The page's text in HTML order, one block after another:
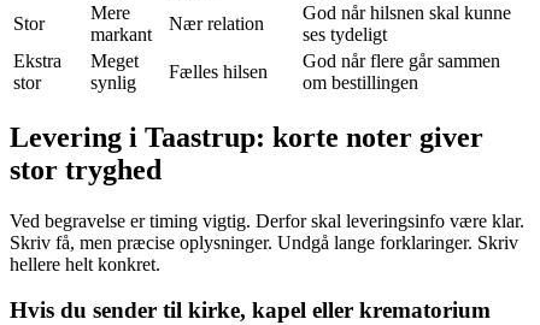
Stor
Mere
markant
Nær relation
God når hilsnen skal kunne
ses tydeligt
Ekstra
stor
Meget
synlig
Fælles hilsen
God når flere går sammen
om bestillingen
Levering i Taastrup: korte noter giver
stor tryghed
Ved begravelse er timing vigtig. Derfor skal leveringsinfo være klar.
Skriv få, men præcise oplysninger. Undgå lange forklaringer. Skriv
hellere helt konkret.
Hvis du sender til kirke, kapel eller krematorium